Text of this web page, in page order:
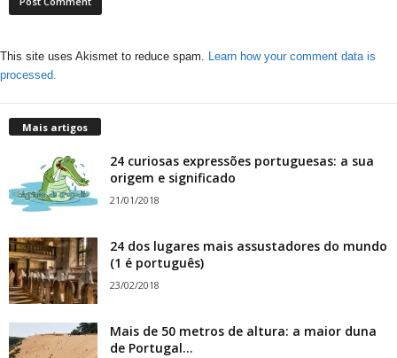
This site uses Akismet to reduce spam. Learn how your comment data is
processed.
Mais artigos
24 curiosas expressões portuguesas: a sua
origem e significado
21/01/2018
24 dos lugares mais assustadores do mundo
(1 é português)
23/02/2018
Mais de 50 metros de altura: a maior duna
de Portugal...